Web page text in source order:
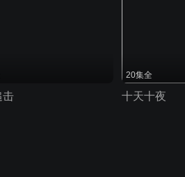
击
20集全
十天十夜